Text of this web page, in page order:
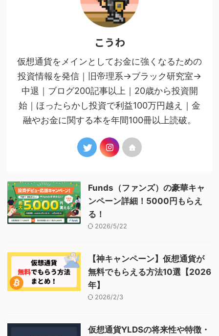
こうわ
仮想通貨をメインとしてお金に強くなるための
投資情報を発信｜旧帝理系→ブラック研究室→
中退｜ブログ200記事以上｜20歳から投資開
始｜ほったらかし投資で利益100万円越え｜金
融やお金に関する本を年間100冊以上読破。
Funds（ファンズ）の豪華キャ
ンペーン詳細！5000円もらえ
る！
2026/5/22
【神キャンペーン】仮想通貨が
無料でもらえる方法10選【2026
年】
2026/2/3
仮想通貨YLDSの将来性や特徴・